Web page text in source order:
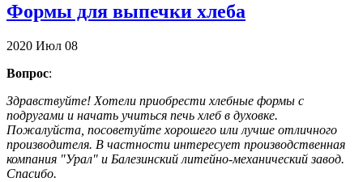
Формы для выпечки хлеба
2020 Июл 08
Вопрос:
Здравствуйте! Хотели приобрести хлебные формы с
подругами и начать учиться печь хлеб в духовке.
Пожалуйста, посоветуйте хорошего или лучше отличного
производителя. В частности интересует производственная
компания "Урал" и Балезинский литейно-механический завод.
Спасибо.